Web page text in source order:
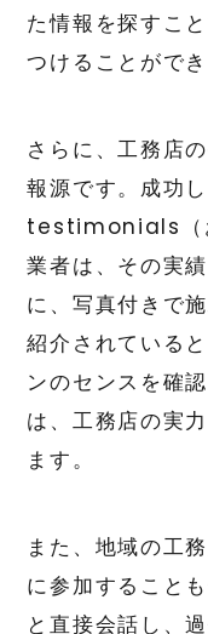
た情報を探すこ
つけることができ
さらに、工務店
報源です。成功
testimonials（
業者は、その実
に、写真付きで
紹介されている
ンのセンスを確
は、工務店の実
ます。
また、地域の工
に参加すること
と直接会話し、